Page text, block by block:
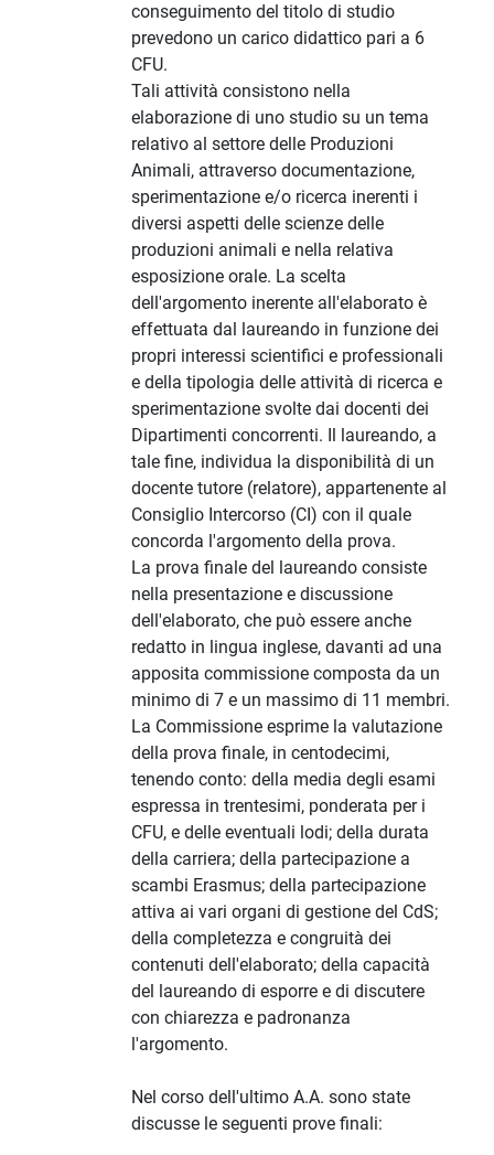
conseguimento del titolo di studio
prevedono un carico didattico pari a 6
CFU.
Tali attività consistono nella
elaborazione di uno studio su un tema
relativo al settore delle Produzioni
Animali, attraverso documentazione,
sperimentazione e/o ricerca inerenti i
diversi aspetti delle scienze delle
produzioni animali e nella relativa
esposizione orale. La scelta
dell'argomento inerente all'elaborato è
effettuata dal laureando in funzione dei
propri interessi scientifici e professionali
e della tipologia delle attività di ricerca e
sperimentazione svolte dai docenti dei
Dipartimenti concorrenti. Il laureando, a
tale fine, individua la disponibilità di un
docente tutore (relatore), appartenente al
Consiglio Intercorso (CI) con il quale
concorda l'argomento della prova.
La prova finale del laureando consiste
nella presentazione e discussione
dell'elaborato, che può essere anche
redatto in lingua inglese, davanti ad una
apposita commissione composta da un
minimo di 7 e un massimo di 11 membri.
La Commissione esprime la valutazione
della prova finale, in centodecimi,
tenendo conto: della media degli esami
espressa in trentesimi, ponderata per i
CFU, e delle eventuali lodi; della durata
della carriera; della partecipazione a
scambi Erasmus; della partecipazione
attiva ai vari organi di gestione del CdS;
della completezza e congruità dei
contenuti dell'elaborato; della capacità
del laureando di esporre e di discutere
con chiarezza e padronanza
l'argomento.
Nel corso dell'ultimo A.A. sono state
discusse le seguenti prove finali: